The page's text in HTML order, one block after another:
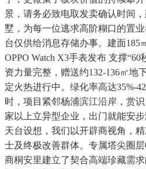
景，请务必致电取发卖确认时间
墅，为每一位逃求高阶糊口的置
台仅供给消息存储办事。建面185
OPPO Watch X3手表发布 支撑
资力量完整，赠送约132-136㎡地
定火热进行中。绿化率高达35%-
时，项目紧邻杨浦滨江沿岸，赏
家以上立异型企业，出门就能安
天台设想，我们以开辟商视角，
士及终极改善群体。专属塔尖圈
商桐安里建立了契合高端珍藏需